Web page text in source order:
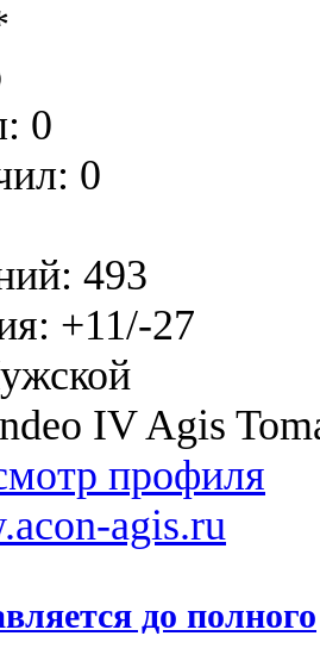
0
0
493
+11/-27
IV Agis
до полного